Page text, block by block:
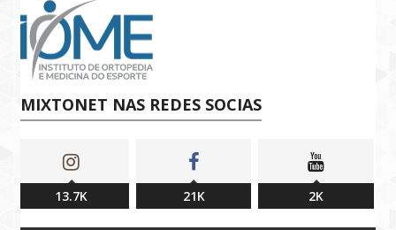
MIXTONET NAS REDES SOCIAS
13.7K 21K 2K